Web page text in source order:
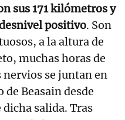
sus 171 kilómetros y
positivo. Son
a la altura de
muchas horas de
se juntan en
Beasain desde
dicha salida. Tras